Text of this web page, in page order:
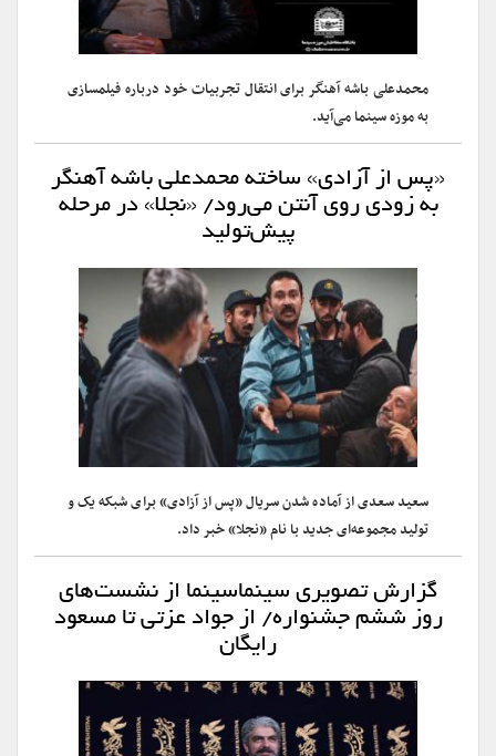
محمدعلی باشه آهنگر برای انتقال تجربیات خود درباره فیلمسازی
به موزه سینما می‌آید.
«پس از آزادی» ساخته محمدعلی باشه آهنگر
به زودی روی آنتن می‌رود/ «نجلا» در مرحله
پیش‌تولید
سعید سعدی از آماده شدن سریال «پس از آزادی» برای شبکه یک و
تولید مجموعه‌ای جدید با نام «نجلا» خبر داد.
گزارش تصویری سینماسینما از نشست‌های
روز ششم جشنواره/ از جواد عزتی تا مسعود
رایگان